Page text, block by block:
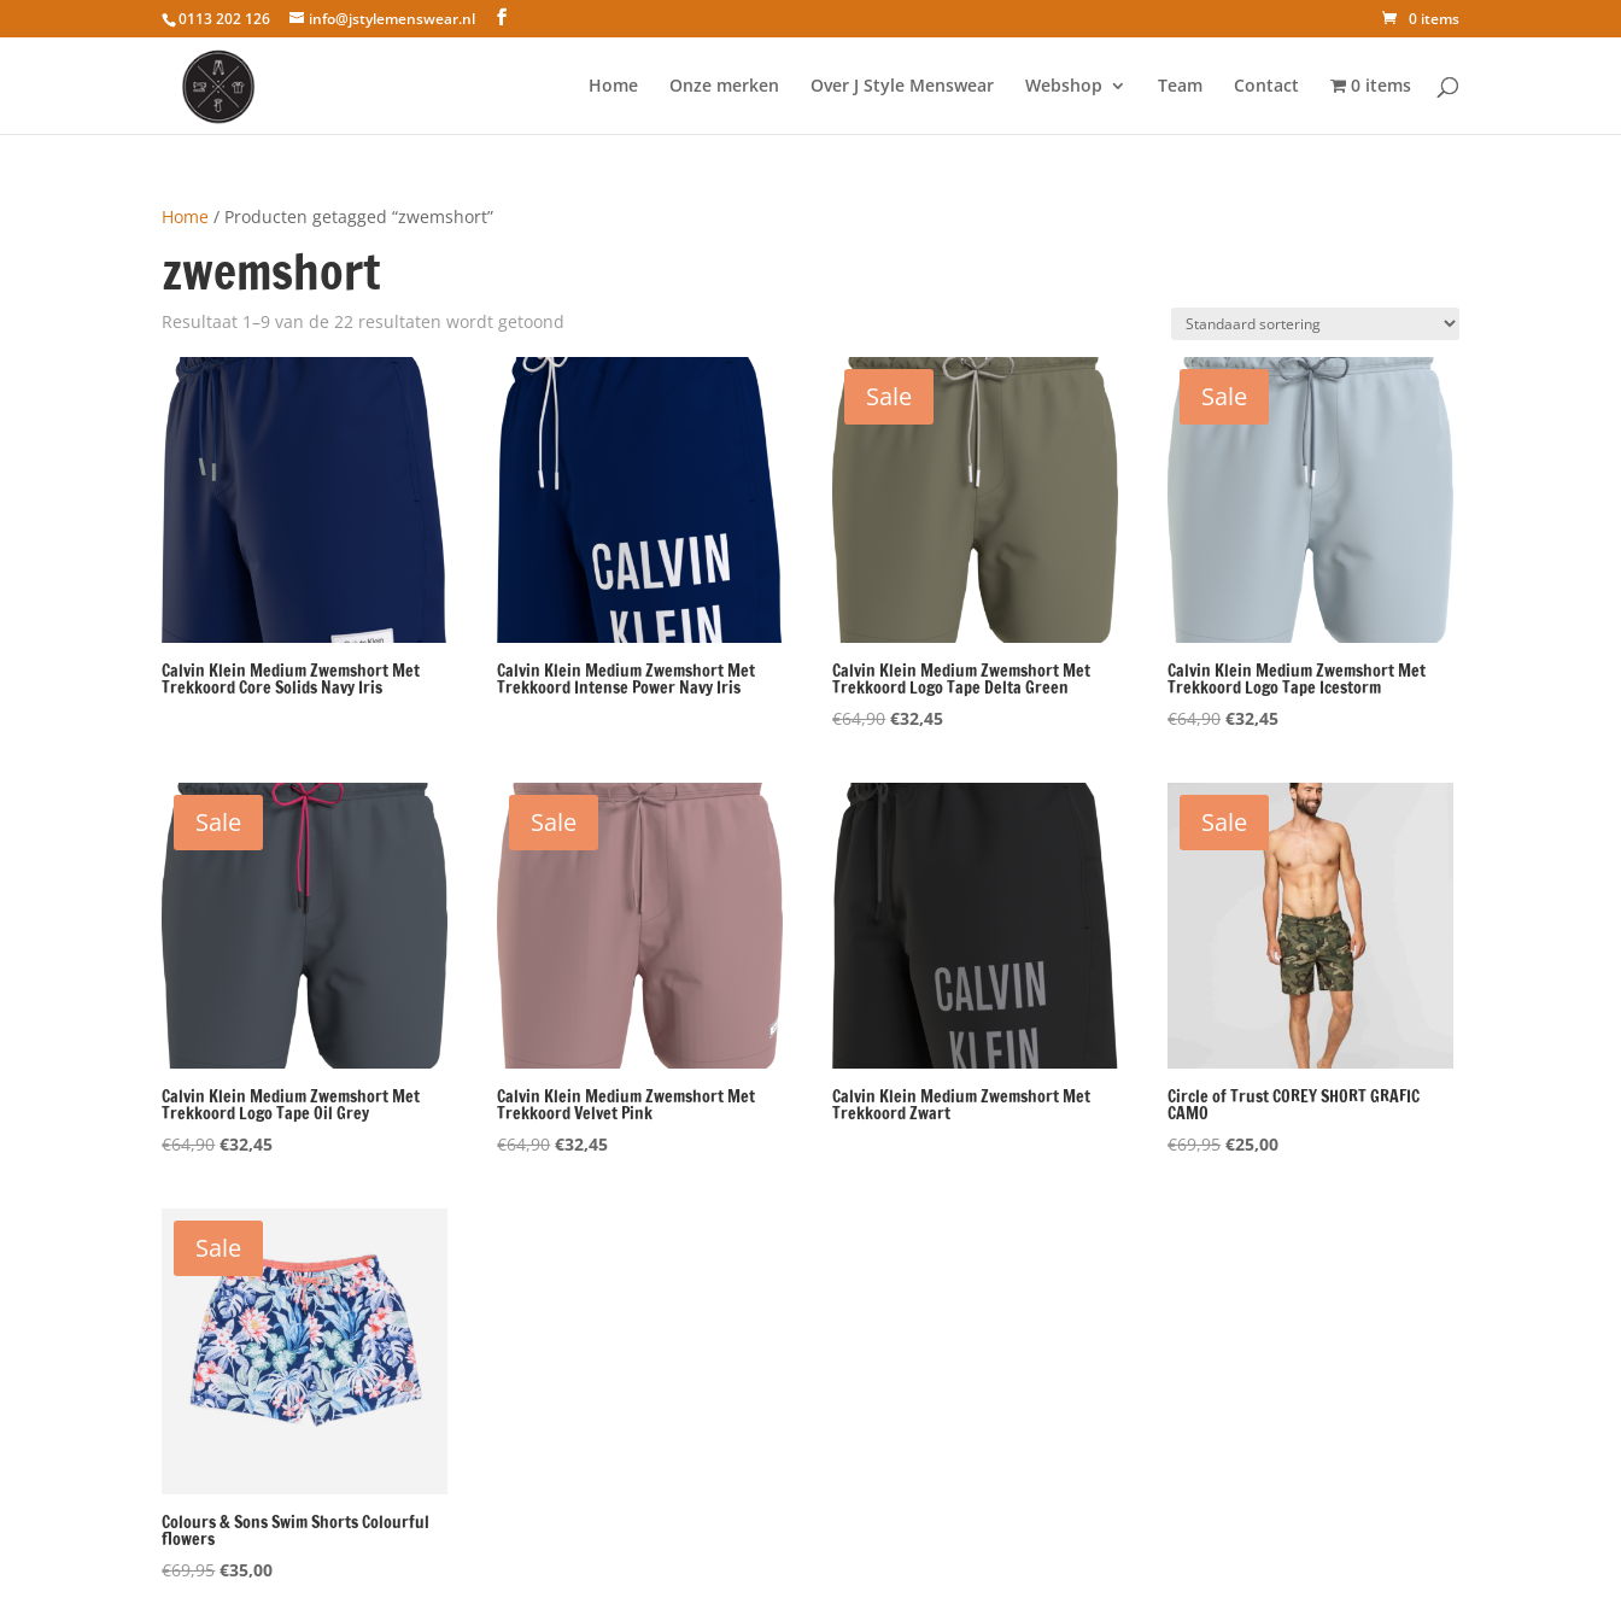
0113 202 126 info@jstylemenswear.nl 0 items
Home Onze merken Over J Style Menswear Webshop Team Contact 0 items
Home / Producten getagged “zwemshort”
zwemshort
Resultaat 1–9 van de 22 resultaten wordt getoond
Calvin Klein Medium Zwemshort Met
Trekkoord Core Solids Navy Iris
Calvin Klein Medium Zwemshort Met
Trekkoord Intense Power Navy Iris
Sale
Calvin Klein Medium Zwemshort Met
Trekkoord Logo Tape Delta Green
€64,90Oorspronkelijke
€32,45Huidige
Sale
Calvin Klein Medium Zwemshort Met
Trekkoord Logo Tape Icestorm
€64,90 Oorspronkelijke
€64,90.
€32,45Huidige
€32,45.
Sale
Calvin Klein Medium Zwemshort Met
Trekkoord Logo Tape Oil Grey
€64,90Oorspronkelijke
€64,90.
€32,45Huidige
Sale
Calvin Klein Medium Zwemshort Met
Trekkoord Velvet Pink
€64,90Oorspronkelijke
€32,45Huidige
Calvin Klein Medium Zwemshort Met
Trekkoord Zwart
Sale
Circle of Trust COREY SHORT GRAFIC
CAMO
€69,95 Oorspronkelijke
€25,00Huidige
Sale
Colours & Sons Swim Shorts Colourful
flowers
€69,95Oorspronkelijke
€35,00Huidige